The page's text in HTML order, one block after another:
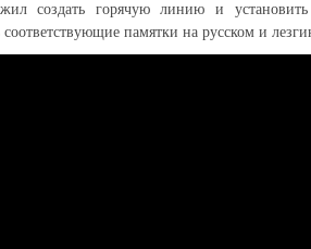
создать горячую линию и
соответствующие памятки на русском и